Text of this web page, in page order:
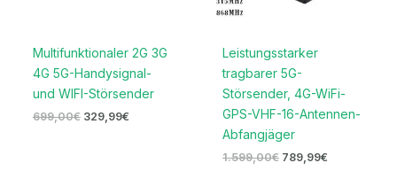
Multifunktionaler 2G 3G
4G 5G-Handysignal-
und WIFI-Störsender
699,00€ 329,99€
Leistungsstarker
tragbarer 5G-
Störsender, 4G-WiFi-
GPS-VHF-16-Antennen-
Abfangjäger
1.599,00€ 789,99€